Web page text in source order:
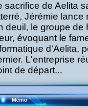
sacrifice de Aelita
Jérémie lance
deuil, le groupe de
évoquant le
d'Aelita,
L'entreprise
de départ...
Mémo